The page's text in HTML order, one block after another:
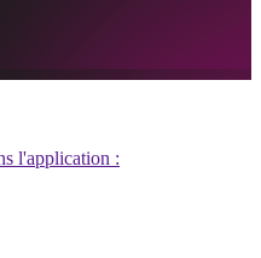
l'application :